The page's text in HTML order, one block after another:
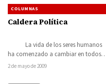
COLUMNAS
Caldera Política
La vida de los seres humanos
ha comenzado a cambiar en todos
los países de este planeta…
2 de mayo de 2009